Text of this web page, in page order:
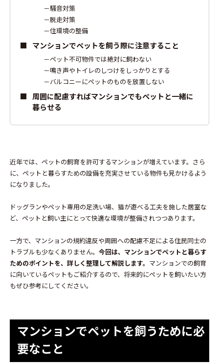
騒音対策
脱走対策
住環境の整備
マンションでペットを飼う際に注意すること
ペット不可物件では絶対に飼わない
鳴き声やトイレのしつけをしっかりとする
バルコニーにペットのものを放置しない
周囲に配慮すればマンションでもペットと一緒に
暮らせる
近年では、ペットの飼育を許可するマンションが増えています。さら
に、ペットと暮らすための設備を充実させている物件も見かけるよう
になりました。
ドッグランやペット専用の足洗い場、猫が遊べる工夫を施した居室な
ど、ペットと飼い主にとって快適な環境が整備されつつあります。
一方で、マンションの規約違反や周囲への配慮不足による住民同士の
トラブルも少なくありません。 今回は、マンションでペットと暮らす
ためのポイントを、詳しく整理して解説します。 マンションでの飼育
に向いているペットもご紹介するので、将来的にペットを飼いたい方
もぜひ参考にしてください。
マンションでペットを飼うために必
要なこと